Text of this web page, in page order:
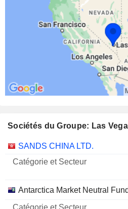
Sociétés du Groupe: Las
Nom
Catégorie
Secteur
SANDS CHINA LTD.
Antarctica Market Neutral